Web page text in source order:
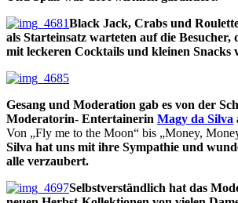
Black Jack, Crabs und
als Starteinsatz warteten auf die Besucher,
mit leckeren Cocktails und kleinen Snacks
Gesang und Moderation gab es von der
Moderatorin- Entertainerin Magy da Silva
Von „Fly me to the Moon“ bis „Money,
Silva hat uns mit ihre Sympathie und
alle verzaubert.
Selbstverständlich hat das